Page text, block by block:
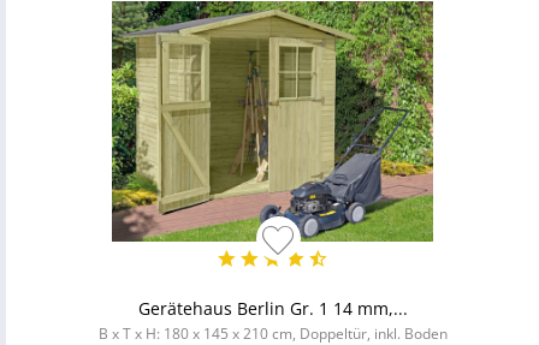
Gerätehaus Berlin Gr. 1 14 mm,...
B x T x H: 180 x 145 x 210 cm, Doppeltür, inkl. Boden